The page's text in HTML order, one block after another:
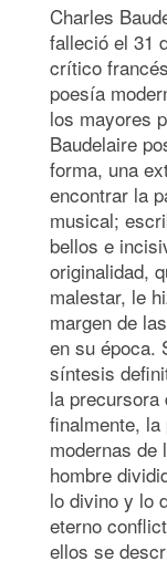
Charles
falleció el 31
crítico
poesía
los mayores
Baudelaire
forma, una
encontrar la
musical;
bellos e
originalidad,
malestar, le
margen de
en su época.
síntesis
la
finalmente,
modernas de
hombre
lo divino y lo
eterno
ellos se